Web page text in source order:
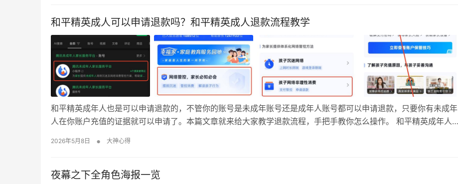
和平精英成人可以申请退款吗？和平精英成人退款流程教学
和平精英成年人也是可以申请退款的，不管你的账号是未成年账号还是成年人账号都可以申请退款，只要你有未成年
人在你账户充值的证据就可以申请了。本篇文章就来给大家教学退款流程，手把手教你怎么操作。 和平精英成年人
2026年5月8日 • 大神心得
夜幕之下全角色海报一览